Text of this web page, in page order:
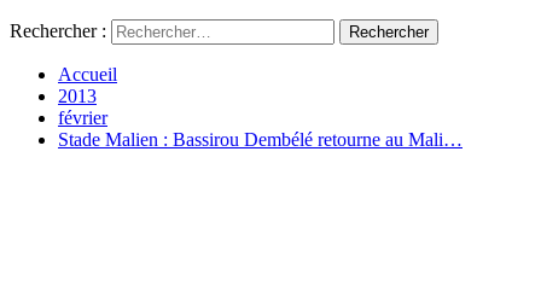
Rechercher :
Accueil
2013
février
Stade Malien : Bassirou Dembélé retourne au Mali…